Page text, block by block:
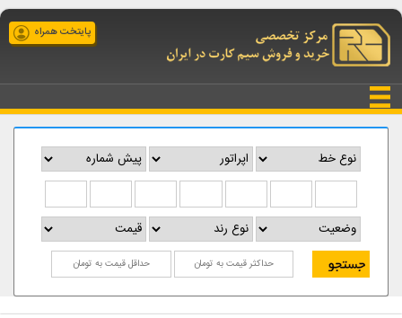
پایتخت همراه